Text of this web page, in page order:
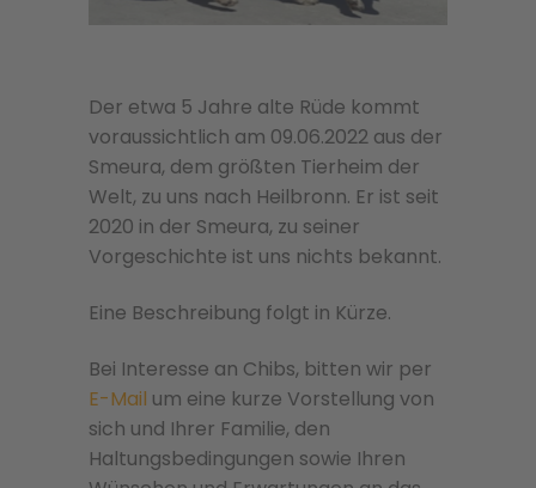
Der etwa 5 Jahre alte Rüde kommt
voraussichtlich am 09.06.2022 aus der
Smeura, dem größten Tierheim der
Welt, zu uns nach Heilbronn. Er ist seit
2020 in der Smeura, zu seiner
Vorgeschichte ist uns nichts bekannt.
Eine Beschreibung folgt in Kürze.
Bei Interesse an Chibs, bitten wir per
E-Mail um eine kurze Vorstellung von
sich und Ihrer Familie, den
Haltungsbedingungen sowie Ihren